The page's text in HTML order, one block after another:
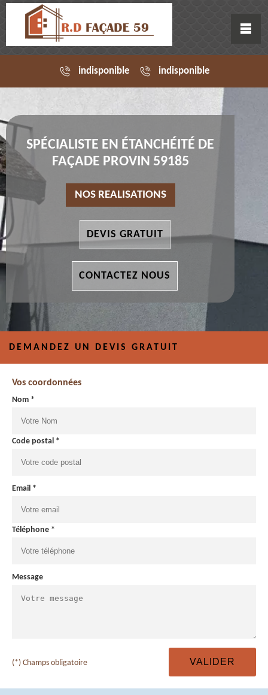
indisponible indisponible
SPÉCIALISTE EN ÉTANCHÉITÉ DE
FAÇADE PROVIN 59185
NOS REALISATIONS
DEVIS GRATUIT
CONTACTEZ NOUS
DEMANDEZ UN DEVIS GRATUIT
Vos coordonnées
Nom *
Code postal *
Email *
Téléphone *
Message
(*) Champs obligatoire